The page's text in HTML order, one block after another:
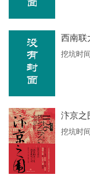
西南联
挖坑时
汴京之
挖坑时